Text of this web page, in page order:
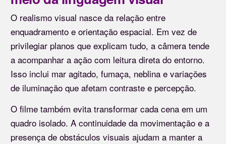
O realismo visual nasce da relação entre
enquadramento e orientação espacial. Em vez de
privilegiar planos que explicam tudo, a câmera tende
a acompanhar a ação com leitura direta do entorno.
Isso inclui mar agitado, fumaça, neblina e variações
de iluminação que afetam contraste e percepção.
O filme também evita transformar cada cena em um
quadro isolado. A continuidade da movimentação e a
presença de obstáculos visuais ajudam a manter a